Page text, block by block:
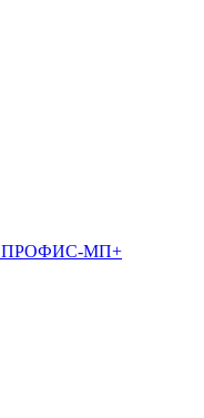
ПРОФИС-МП+